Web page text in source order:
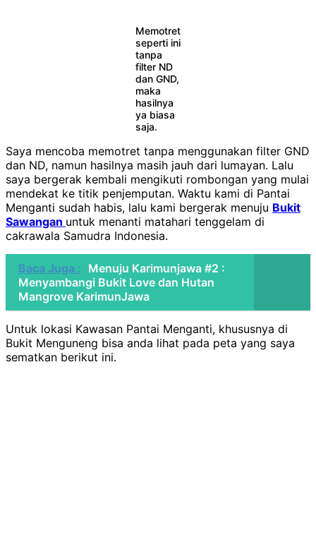
Memotret
seperti ini
tanpa
filter ND
dan GND,
maka
hasilnya
ya biasa
saja.
Saya mencoba memotret tanpa menggunakan filter GND
dan ND, namun hasilnya masih jauh dari lumayan. Lalu
saya bergerak kembali mengikuti rombongan yang mulai
mendekat ke titik penjemputan. Waktu kami di Pantai
Menganti sudah habis, lalu kami bergerak menuju Bukit
Sawangan untuk menanti matahari tenggelam di
cakrawala Samudra Indonesia.
Baca Juga : Menuju Karimunjawa #2 :
Menyambangi Bukit Love dan Hutan
Mangrove KarimunJawa
Untuk lokasi Kawasan Pantai Menganti, khususnya di
Bukit Menguneng bisa anda lihat pada peta yang saya
sematkan berikut ini.